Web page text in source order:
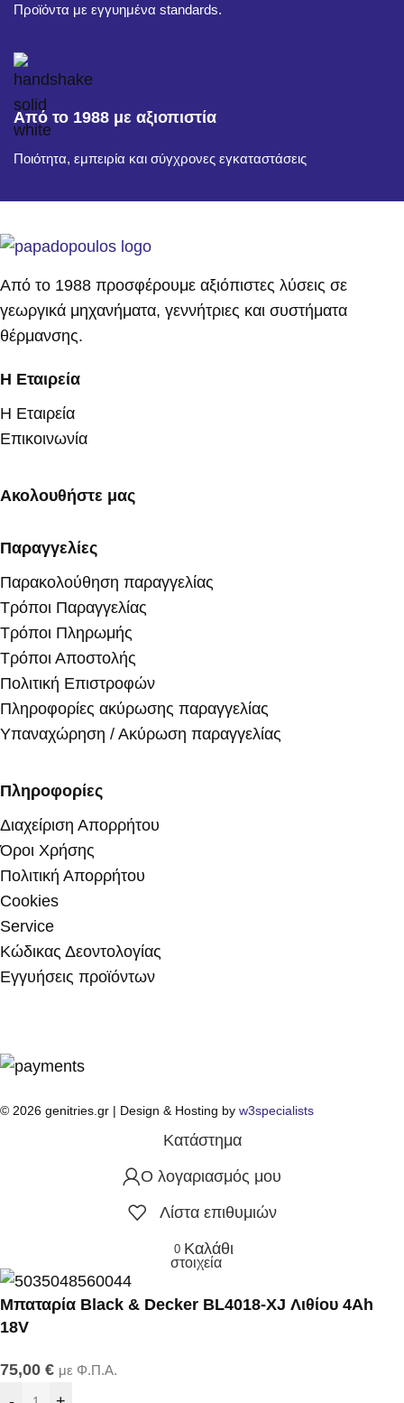
Προϊόντα με εγγυημένα standards.
Από το 1988 με αξιοπιστία
Ποιότητα, εμπειρία και σύγχρονες εγκαταστάσεις
Από το 1988 προσφέρουμε αξιόπιστες λύσεις σε
γεωργικά μηχανήματα, γεννήτριες και συστήματα
θέρμανσης.
Η Εταιρεία
Η Εταιρεία
Επικοινωνία
Ακολουθήστε μας
Παραγγελίες
Παρακολούθηση παραγγελίας
Τρόποι Παραγγελίας
Τρόποι Πληρωμής
Τρόποι Αποστολής
Πολιτική Επιστροφών
Πληροφορίες ακύρωσης παραγγελίας
Υπαναχώρηση / Ακύρωση παραγγελίας
Πληροφορίες
Διαχείριση Απορρήτου
Όροι Χρήσης
Πολιτική Απορρήτου
Cookies
Service
Κώδικας Δεοντολογίας
Εγγυήσεις προϊόντων
© 2026 genitries.gr | Design & Hosting by w3specialists
Κατάστημα
Ο λογαριασμός μου
Λίστα επιθυμιών
0
στοιχεία
Καλάθι
Μπαταρία Black & Decker BL4018-XJ Λιθίου 4Ah
18V
75,00 € με Φ.Π.Α.